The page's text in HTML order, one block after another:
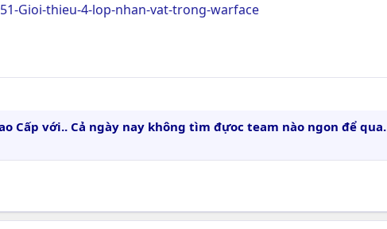
Gioi-thieu-4-lop-nhan-vat-trong-warface
Cấp với.. Cả ngày nay không tìm đựoc team nào ngon để qua.